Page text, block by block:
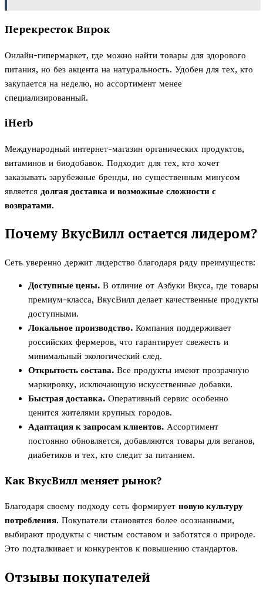
Перекресток Впрок
Онлайн-гипермаркет, где можно найти товары для здорового
питания, но без акцента на натуральность. Удобен для тех, кто
закупается на неделю, но ассортимент менее
специализированный.
iHerb
Международный интернет-магазин органических продуктов,
витаминов и биодобавок. Подходит для тех, кто хочет
заказывать зарубежные бренды, но существенным минусом
является долгая доставка и возможные сложности с
возвратами.
Почему ВкусВилл остается лидером?
Сеть уверенно держит лидерство благодаря ряду преимуществ:
Доступные цены. В отличие от Азбуки Вкуса, где товары
премиум-класса, ВкусВилл делает качественные продукты
доступными.
Локальное производство. Компания поддерживает
российских фермеров, что гарантирует свежесть и
минимальный экологический след.
Открытость состава. Все продукты имеют прозрачную
маркировку, исключающую искусственные добавки.
Быстрая доставка. Оперативный сервис особенно
ценится жителями крупных городов.
Адаптация к запросам клиентов. Ассортимент
постоянно обновляется, добавляются товары для веганов,
диабетиков и тех, кто следит за питанием.
Как ВкусВилл меняет рынок?
Благодаря своему подходу сеть формирует новую культуру
потребления. Покупатели становятся более осознанными,
выбирают продукты с чистым составом и заботятся о природе.
Это подталкивает и конкурентов к повышению стандартов.
Отзывы покупателей